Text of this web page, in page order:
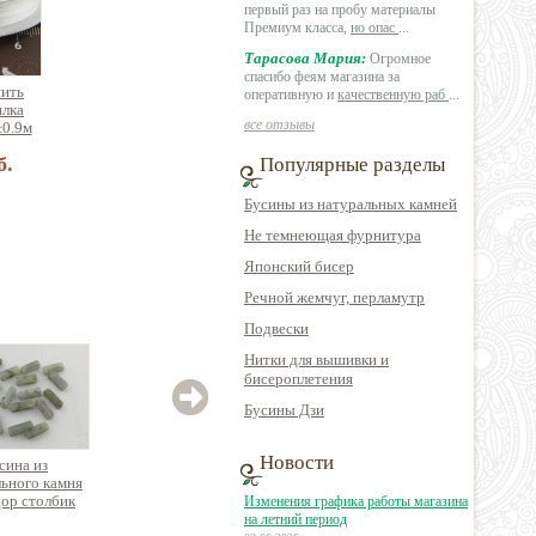
из
камня
столбик
Бусина из
натурального камня
солнечный камень
круглую граненую
яшма камбаба
первый раз на пробу материалы
Премиум класса, но опас ...
Тарасова Мария: Огромное
спасибо феям магазина за
оперативную и качественную раб ...
все отзывы
Популярные разделы
Бусины из натуральных камней
Не темнеющая фурнитура
Японский бисер
Речной жемчуг, перламутр
Подвески
Нитки для вышивки и
бисероплетения
Бусины Дзи
Новости
Изменения графика работы магазина
на летний период